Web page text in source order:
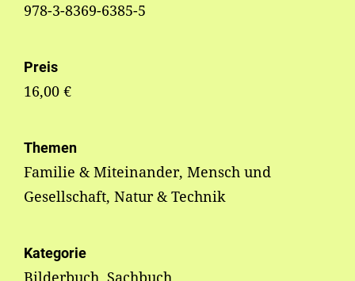
978-3-8369-6385-5
Preis
16,00 €
Themen
Familie & Miteinander, Mensch und
Gesellschaft, Natur & Technik
Kategorie
Bilderbuch, Sachbuch